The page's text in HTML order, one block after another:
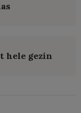
hele gezin